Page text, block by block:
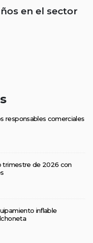
en el sector
responsables comerciales
trimestre de 2026 con
inflable